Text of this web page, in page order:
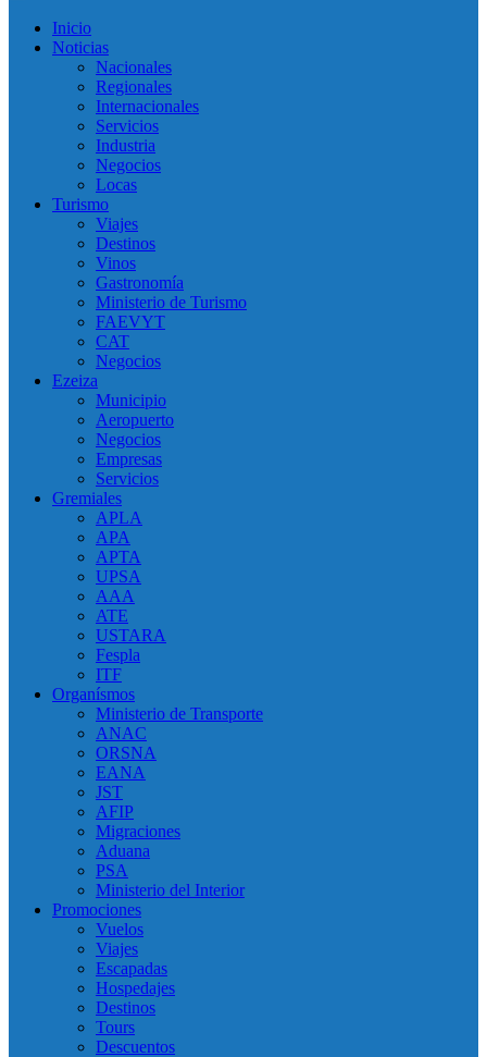
Inicio
Noticias
Nacionales
Regionales
Internacionales
Servicios
Industria
Negocios
Locas
Turismo
Viajes
Destinos
Vinos
Gastronomía
Ministerio de Turismo
FAEVYT
CAT
Negocios
Ezeiza
Municipio
Aeropuerto
Negocios
Empresas
Servicios
Gremiales
APLA
APA
APTA
UPSA
AAA
ATE
USTARA
Fespla
ITF
Organísmos
Ministerio de Transporte
ANAC
ORSNA
EANA
JST
AFIP
Migraciones
Aduana
PSA
Ministerio del Interior
Promociones
Vuelos
Viajes
Escapadas
Hospedajes
Destinos
Tours
Descuentos